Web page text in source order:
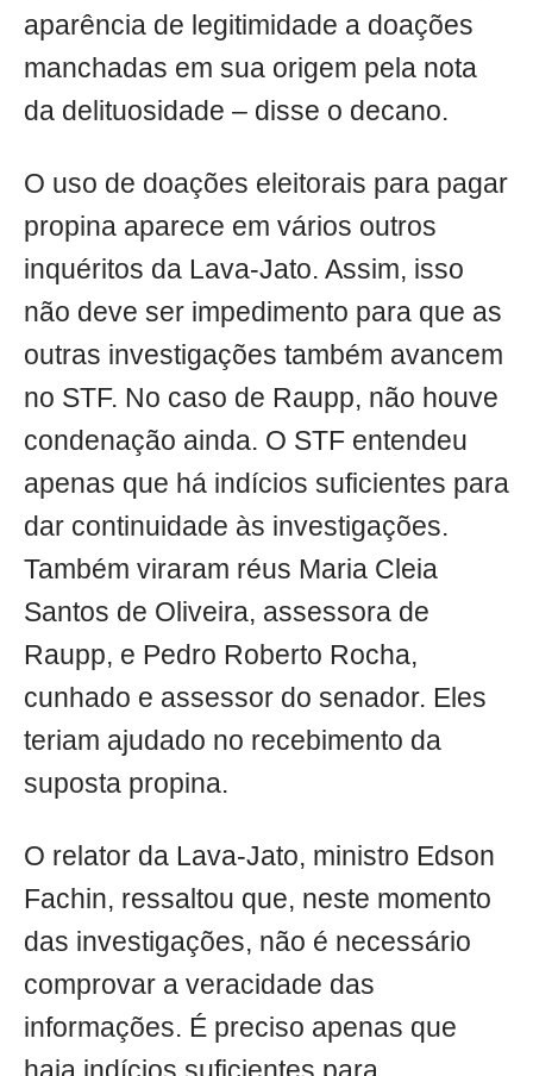
aparência de legitimidade a doações
manchadas em sua origem pela nota
da delituosidade – disse o decano.
O uso de doações eleitorais para pagar
propina aparece em vários outros
inquéritos da Lava-Jato. Assim, isso
não deve ser impedimento para que as
outras investigações também avancem
no STF. No caso de Raupp, não houve
condenação ainda. O STF entendeu
apenas que há indícios suficientes para
dar continuidade às investigações.
Também viraram réus Maria Cleia
Santos de Oliveira, assessora de
Raupp, e Pedro Roberto Rocha,
cunhado e assessor do senador. Eles
teriam ajudado no recebimento da
suposta propina.
O relator da Lava-Jato, ministro Edson
Fachin, ressaltou que, neste momento
das investigações, não é necessário
comprovar a veracidade das
informações. É preciso apenas que